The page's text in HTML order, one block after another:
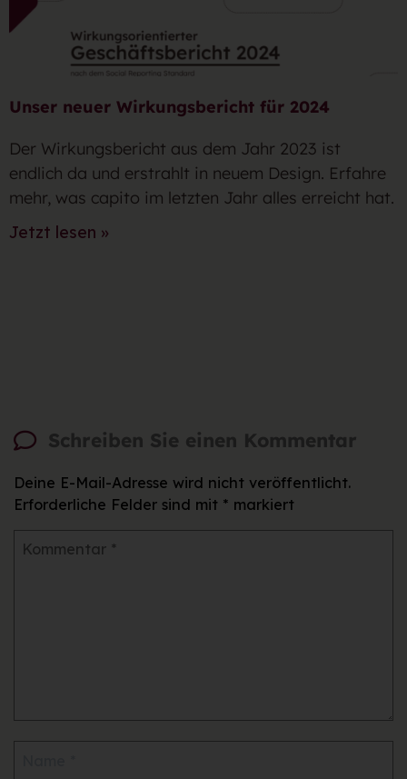
Unser neuer Wirkungsbericht für 2024
Der Wirkungsbericht aus dem Jahr 2023 ist
endlich da und erstrahlt in neuem Design. Erfahre
mehr, was capito im letzten Jahr alles erreicht hat.
Jetzt lesen »
Schreiben Sie einen Kommentar
Deine E-Mail-Adresse wird nicht veröffentlicht.
Erforderliche Felder sind mit * markiert